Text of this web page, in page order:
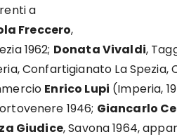
a
Freccero,
1962; Donata Vivaldi,
Confartigianato La Spezia,
Enrico Lupi (Imperia,
1946; Giancarlo
Giudice, Savona 1964,